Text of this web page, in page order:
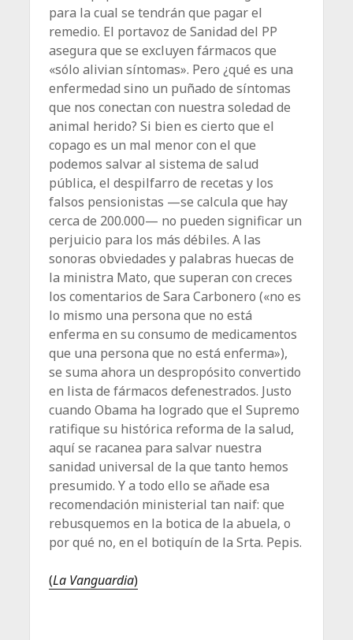
para la cual se tendrán que pagar el
remedio. El portavoz de Sanidad del PP
asegura que se excluyen fármacos que
«sólo alivian síntomas». Pero ¿qué es una
enfermedad sino un puñado de síntomas
que nos conectan con nuestra soledad de
animal herido? Si bien es cierto que el
copago es un mal menor con el que
podemos salvar al sistema de salud
pública, el despilfarro de recetas y los
falsos pensionistas —se calcula que hay
cerca de 200.000— no pueden significar un
perjuicio para los más débiles. A las
sonoras obviedades y palabras huecas de
la ministra Mato, que superan con creces
los comentarios de Sara Carbonero («no es
lo mismo una persona que no está
enferma en su consumo de medicamentos
que una persona que no está enferma»),
se suma ahora un despropósito convertido
en lista de fármacos defenestrados. Justo
cuando Obama ha logrado que el Supremo
ratifique su histórica reforma de la salud,
aquí se racanea para salvar nuestra
sanidad universal de la que tanto hemos
presumido. Y a todo ello se añade esa
recomendación ministerial tan naif: que
rebusquemos en la botica de la abuela, o
por qué no, en el botiquín de la Srta. Pepis.
(La Vanguardia)